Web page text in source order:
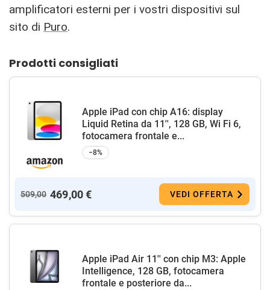
amplificatori esterni per i vostri dispositivi sul
sito di Puro.
Prodotti consigliati
Apple iPad con chip A16: display
Liquid Retina da 11'', 128 GB, Wi Fi 6,
fotocamera frontale e...
−8%
509,00 469,00 € VEDI OFFERTA
Apple iPad Air 11'' con chip M3: Apple
Intelligence, 128 GB, fotocamera
frontale e posteriore da...